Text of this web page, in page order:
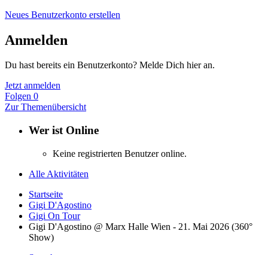
Neues Benutzerkonto erstellen
Anmelden
Du hast bereits ein Benutzerkonto? Melde Dich hier an.
Jetzt anmelden
Folgen 0
Zur Themenübersicht
Wer ist Online
Keine registrierten Benutzer online.
Alle Aktivitäten
Startseite
Gigi D'Agostino
Gigi On Tour
Gigi D'Agostino @ Marx Halle Wien - 21. Mai 2026 (360°
Show)